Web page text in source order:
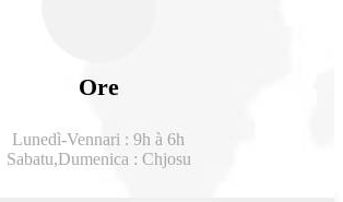
Ore
Lunedì-Vennari : 9h à 6h
Sabatu,Dumenica : Chjosu